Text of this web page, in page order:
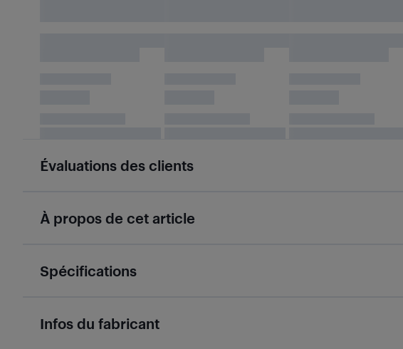
Évaluations des clients
À propos de cet article
Spécifications
Infos du fabricant